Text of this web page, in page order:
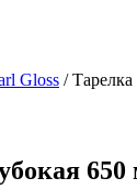
Gloss /
650